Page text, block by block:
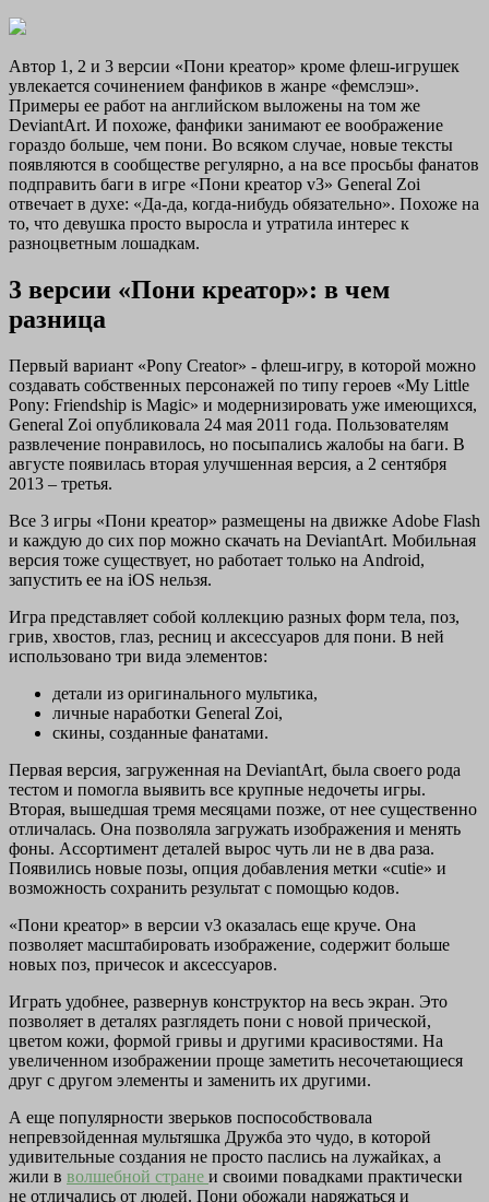
Автор 1, 2 и 3 версии «Пони креатор» кроме флеш-игрушек
увлекается сочинением фанфиков в жанре «фемслэш».
Примеры ее работ на английском выложены на том же
DeviantArt. И похоже, фанфики занимают ее воображение
гораздо больше, чем пони. Во всяком случае, новые тексты
появляются в сообществе регулярно, а на все просьбы фанатов
подправить баги в игре «Пони креатор v3» General Zoi
отвечает в духе: «Да-да, когда-нибудь обязательно». Похоже на
то, что девушка просто выросла и утратила интерес к
разноцветным лошадкам.
3 версии «Пони креатор»: в чем
разница
Первый вариант «Pony Creator» - флеш-игру, в которой можно
создавать собственных персонажей по типу героев «My Little
Pony: Friendship is Magic» и модернизировать уже имеющихся,
General Zoi опубликовала 24 мая 2011 года. Пользователям
развлечение понравилось, но посыпались жалобы на баги. В
августе появилась вторая улучшенная версия, а 2 сентября
2013 – третья.
Все 3 игры «Пони креатор» размещены на движке Adobe Flash
и каждую до сих пор можно скачать на DeviantArt. Мобильная
версия тоже существует, но работает только на Android,
запустить ее на iOS нельзя.
Игра представляет собой коллекцию разных форм тела, поз,
грив, хвостов, глаз, ресниц и аксессуаров для пони. В ней
использовано три вида элементов:
детали из оригинального мультика,
личные наработки General Zoi,
скины, созданные фанатами.
Первая версия, загруженная на DeviantArt, была своего рода
тестом и помогла выявить все крупные недочеты игры.
Вторая, вышедшая тремя месяцами позже, от нее существенно
отличалась. Она позволяла загружать изображения и менять
фоны. Ассортимент деталей вырос чуть ли не в два раза.
Появились новые позы, опция добавления метки «cutie» и
возможность сохранить результат с помощью кодов.
«Пони креатор» в версии v3 оказалась еще круче. Она
позволяет масштабировать изображение, содержит больше
новых поз, причесок и аксессуаров.
Играть удобнее, развернув конструктор на весь экран. Это
позволяет в деталях разглядеть пони с новой прической,
цветом кожи, формой гривы и другими красивостями. На
увеличенном изображении проще заметить несочетающиеся
друг с другом элементы и заменить их другими.
А еще популярности зверьков поспособствовала
непревзойденная мультяшка Дружба это чудо, в которой
удивительные создания не просто паслись на лужайках, а
жили в волшебной стране и своими повадками практически
не отличались от людей. Пони обожали наряжаться и